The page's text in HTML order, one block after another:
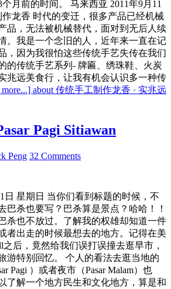
月前的时间。 马来西亚 2011年9月11
作龙香 时代的变迁，很多产品已经机械
品，无法被机械替代，面对到无后人续
。我是一个念旧的人，近年来一直在记
，因为我很怕这些传统手艺失传在我们
的传统手艺系列- 牌匾、绣珠鞋、火炭
兆远美食行，让我有机会认识多一种传
more...] about 传统手工制作龙香 · 实兆远
Pagi Sitiawan
Peng 32 Comments
日 星期日 当你们看到标题的时候，不
巴杀也要写？巴杀算是景点？哈哈！！
杀也不放过。了解我的权雄却知道一件
者出走的时候最想去的地方。记得在美
后，竟然给我们误打误撞去逛早市，
游特别回忆。 个人的看法去逛当地的
Pagi ）或者夜市（Pasar Malam）也
了解一个地方民生和文化地方，算是和